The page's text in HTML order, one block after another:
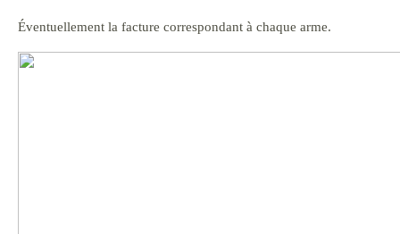
Éventuellement la facture correspondant à chaque arme.